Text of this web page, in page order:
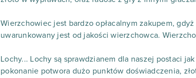
Wierzchowiec jest bardzo opłacalnym zakupem,
uwarunkowany jest od jakości wierzchowca.
Lochy... Lochy są sprawdzianem dla naszej postaci
pokonanie potwora dużo punktów doświadczenia,